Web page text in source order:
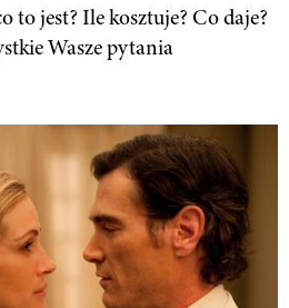
to jest? Ile kosztuje? Co daje?
Wasze pytania